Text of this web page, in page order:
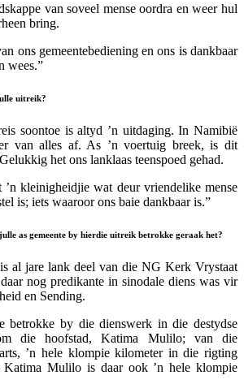
van soveel mense oordra en weer hul
bring.
ons gemeentebediening en ons is dankbaar
wees.”
uitreik?
soontoe is altyd ’n uitdaging. In Namibië
van alles af. As ’n voertuig breek, is dit
het ons lanklaas teenspoed gehad.
’n kleinigheidjie wat deur vriendelike mense
is; iets waaroor ons baie dankbaar is.”
as gemeente by hierdie uitreik betrokke geraak het?
al jare lank deel van die NG Kerk Vrystaat
nog predikante in sinodale diens was vir
en Sending.
betrokke by die dienswerk in die destydse
die hoofstad, Katima Mulilo; van die
’n hele klompie kilometer in die rigting
Katima Mulilo is daar ook ’n hele klompie